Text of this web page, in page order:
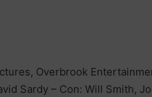
Overbrook
Sardy – Con: Will Smith,